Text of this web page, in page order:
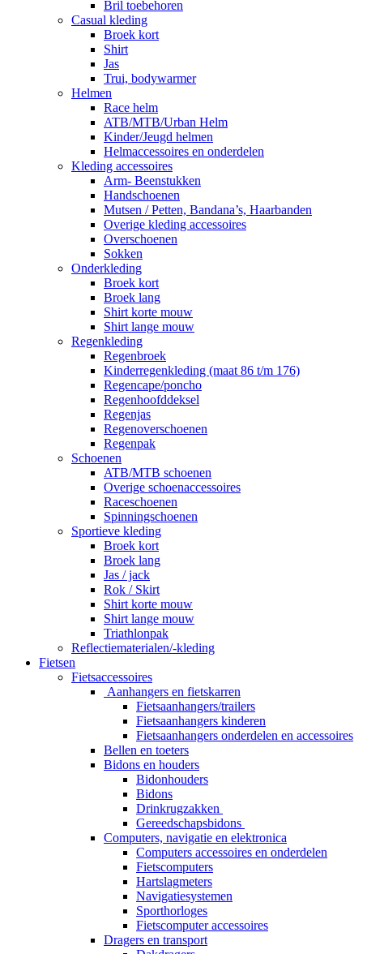
Bril toebehoren
Casual kleding
Broek kort
Shirt
Jas
Trui, bodywarmer
Helmen
Race helm
ATB/MTB/Urban Helm
Kinder/Jeugd helmen
Helmaccessoires en onderdelen
Kleding accessoires
Arm- Beenstukken
Handschoenen
Mutsen / Petten, Bandana’s, Haarbanden
Overige kleding accessoires
Overschoenen
Sokken
Onderkleding
Broek kort
Broek lang
Shirt korte mouw
Shirt lange mouw
Regenkleding
Regenbroek
Kinderregenkleding (maat 86 t/m 176)
Regencape/poncho
Regenhoofddeksel
Regenjas
Regenoverschoenen
Regenpak
Schoenen
ATB/MTB schoenen
Overige schoenaccessoires
Raceschoenen
Spinningschoenen
Sportieve kleding
Broek kort
Broek lang
Jas / jack
Rok / Skirt
Shirt korte mouw
Shirt lange mouw
Triathlonpak
Reflectiematerialen/-kleding
Fietsen
Fietsaccessoires
Aanhangers en fietskarren
Fietsaanhangers/trailers
Fietsaanhangers kinderen
Fietsaanhangers onderdelen en accessoires
Bellen en toeters
Bidons en houders
Bidonhouders
Bidons
Drinkrugzakken
Gereedschapsbidons
Computers, navigatie en elektronica
Computers accessoires en onderdelen
Fietscomputers
Hartslagmeters
Navigatiesystemen
Sporthorloges
Fietscomputer accessoires
Dragers en transport